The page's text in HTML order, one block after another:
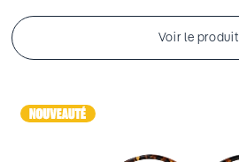
Voir le produit